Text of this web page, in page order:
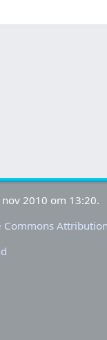
2010 om 13:20.
Commons